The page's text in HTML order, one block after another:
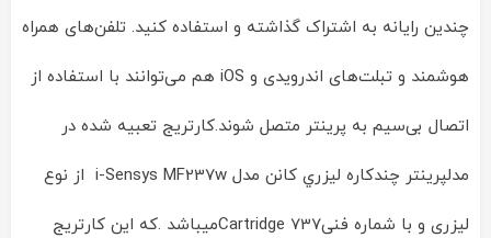
چندین رایانه به اشتراک گذاشته و استفاده کنید. تلفن‌های همراه
هوشمند و تبلت‌های اندرویدی و iOS هم می‌توانند با استفاده از
اتصال بی‌سیم به پرینتر متصل شوند.کارتریج تعبیه شده در
مدلپرينتر چندکاره ليزري کانن مدل i-Sensys MF237w از نوع
لیزری و با شماره فنیCartridge 737میباشد .که این کارتریج